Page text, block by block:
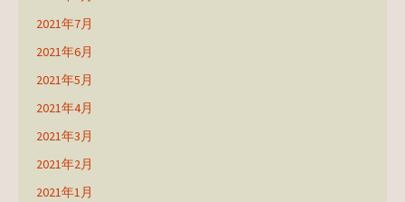
2021年7月
2021年6月
2021年5月
2021年4月
2021年3月
2021年2月
2021年1月